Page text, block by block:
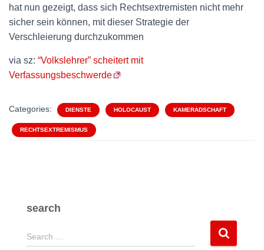
hat nun gezeigt, dass sich Rechtsextremisten nicht mehr
sicher sein können, mit dieser Strategie der
Verschleierung durchzukommen
via sz: “Volkslehrer” scheitert mit
Verfassungsbeschwerde
Categories: DIENSTE HOLOCAUST KAMERADSCHAFT
RECHTSEXTREMISMUS
search
S
e
Search …